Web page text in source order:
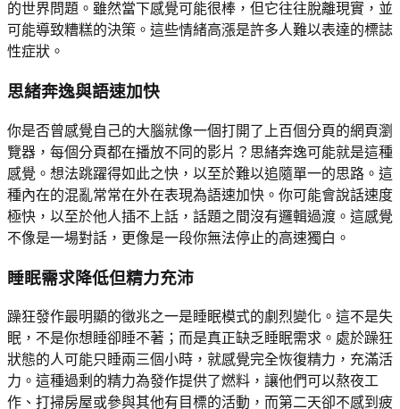
的世界問題。雖然當下感覺可能很棒，但它往往脫離現實，並
可能導致糟糕的決策。這些情緒高漲是許多人難以表達的標誌
性症狀。
思緒奔逸與語速加快
你是否曾感覺自己的大腦就像一個打開了上百個分頁的網頁瀏
覽器，每個分頁都在播放不同的影片？思緒奔逸可能就是這種
感覺。想法跳躍得如此之快，以至於難以追隨單一的思路。這
種內在的混亂常常在外在表現為語速加快。你可能會說話速度
極快，以至於他人插不上話，話題之間沒有邏輯過渡。這感覺
不像是一場對話，更像是一段你無法停止的高速獨白。
睡眠需求降低但精力充沛
躁狂發作最明顯的徵兆之一是睡眠模式的劇烈變化。這不是失
眠，不是你想睡卻睡不著；而是真正缺乏睡眠需求。處於躁狂
狀態的人可能只睡兩三個小時，就感覺完全恢復精力，充滿活
力。這種過剩的精力為發作提供了燃料，讓他們可以熬夜工
作、打掃房屋或參與其他有目標的活動，而第二天卻不感到疲